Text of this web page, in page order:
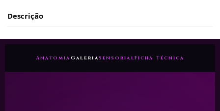
Descrição
Anatomia GaleriaSensorialFicha Técnica